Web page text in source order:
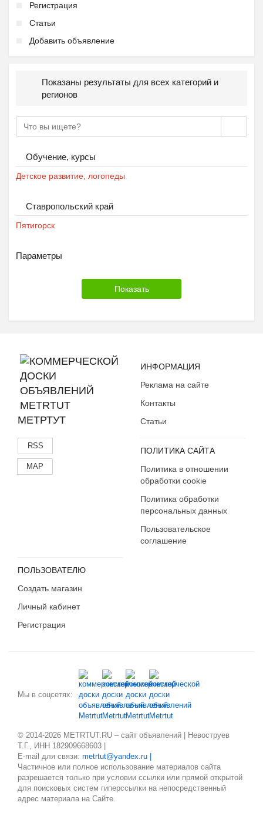
Частный детский сад ОБ...
₽27 000Пятигорск
Регистрация
Статьи
Добавить объявление
Показаны результаты для всех категорий и
регионов
Обучение, курсы
Детское развитие, логопеды
Ставропольский край
Пятигорск
Параметры
МЕТРТУТ
RSS
MAP
ИНФОРМАЦИЯ
Реклама на сайте
Контакты
Статьи
ПОЛИТИКА САЙТА
Политика в отношении
обработки cookie
Политика обработки
персональных данных
Пользовательское
соглашение
ПОЛЬЗОВАТЕЛЮ
Создать магазин
Личный кабинет
Регистрация
Мы в соцсетях:
© 2014-2026 METRTUT.RU – сайт объявлений | Невоструев
Т.Г., ИНН 182909668603 |
E-mail для связи: metrtut@yandex.ru |
Частичное или полное использование материалов сайта
разрешается только при условии ссылки или прямой открытой
для поисковых систем гиперссылки на непосредственный
адрес материала на Сайте.